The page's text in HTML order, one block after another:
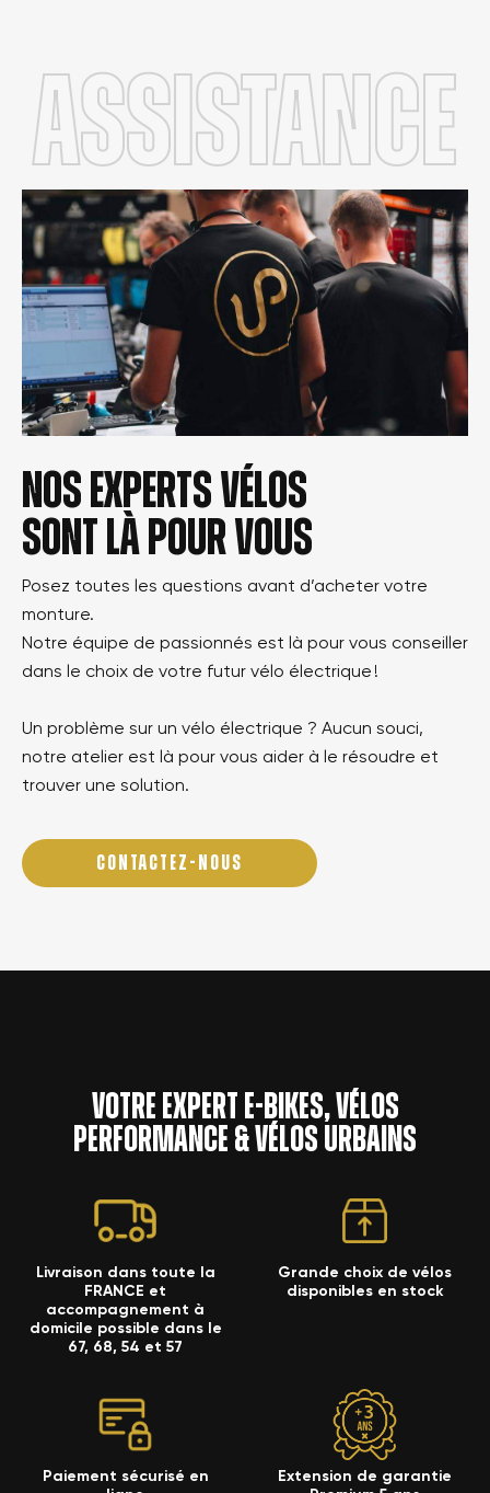
Assistance
Nos experts vélos
sont là pour vous
Posez toutes les questions avant d’acheter votre
monture.
Notre équipe de passionnés est là pour vous conseiller
dans le choix de votre futur vélo électrique !
Un problème sur un vélo électrique ? Aucun souci,
notre atelier est là pour vous aider à le résoudre et
trouver une solution.
CONTACTEZ-NOUS
Votre expert e-bikes, vélos
performance & vélos urbains
Livraison dans toute la
FRANCE et
accompagnement à
domicile possible dans le
67, 68, 54 et 57
Grande choix de vélos
disponibles en stock
Paiement sécurisé en
Extension de garantie